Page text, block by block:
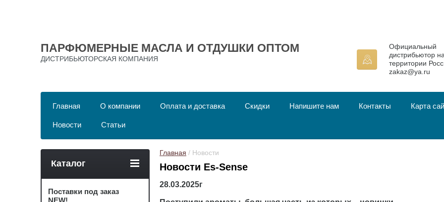
ПАРФЮМЕРНЫЕ МАСЛА И ОТДУШКИ ОПТОМ
ДИСТРИБЬЮТОРСКАЯ КОМПАНИЯ
Официальный
дистрибьютор
территории
zakaz@ya.ru
Главная О компании Оплата и доставка Скидки Напишите нам Контакты Карта
Новости Статьи
Главная / Новости
Новости Es-Sense
28.03.2025г
Каталог
Поставки под заказ
NEW!